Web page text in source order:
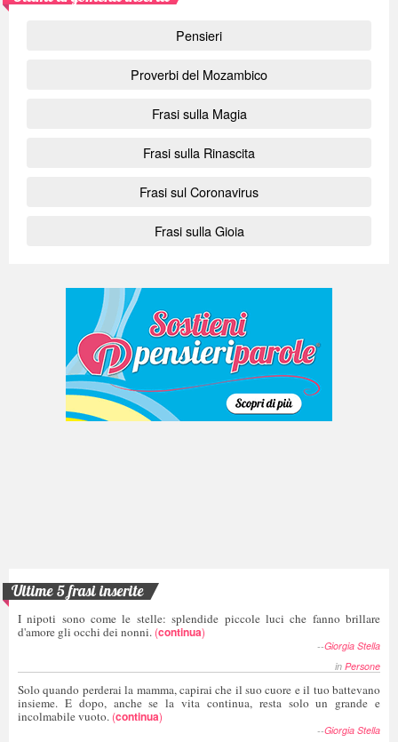
Pensieri
Proverbi del Mozambico
Frasi sulla Magia
Frasi sulla Rinascita
Frasi sul Coronavirus
Frasi sulla Gioia
Ultime 5 frasi inserite
I nipoti sono come le stelle: splendide piccole luci che fanno brillare
d'amore gli occhi dei nonni. (continua)
--Giorgia Stella
in Persone
Solo quando perderai la mamma, capirai che il suo cuore e il tuo battevano
insieme. E dopo, anche se la vita continua, resta solo un grande e
incolmabile vuoto. (continua)
--Giorgia Stella